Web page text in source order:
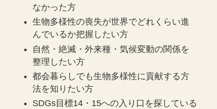
なかった方
生物多様性の喪失が世界でどれくらい進
んでいるか把握したい方
自然・絶滅・外来種・気候変動の関係を
整理したい方
都会暮らしでも生物多様性に貢献する方
法を知りたい方
SDGs目標14・15への入り口を探している